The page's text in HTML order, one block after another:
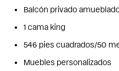
Balcón privado
1 cama king
546 pies cuadrados/50
Muebles personalizados